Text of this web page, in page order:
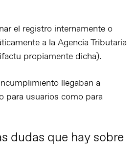
el registro internamente o
a la Agencia Tributaria
propiamente dicha).
llegaban a
para usuarios como para
dudas que hay sobre